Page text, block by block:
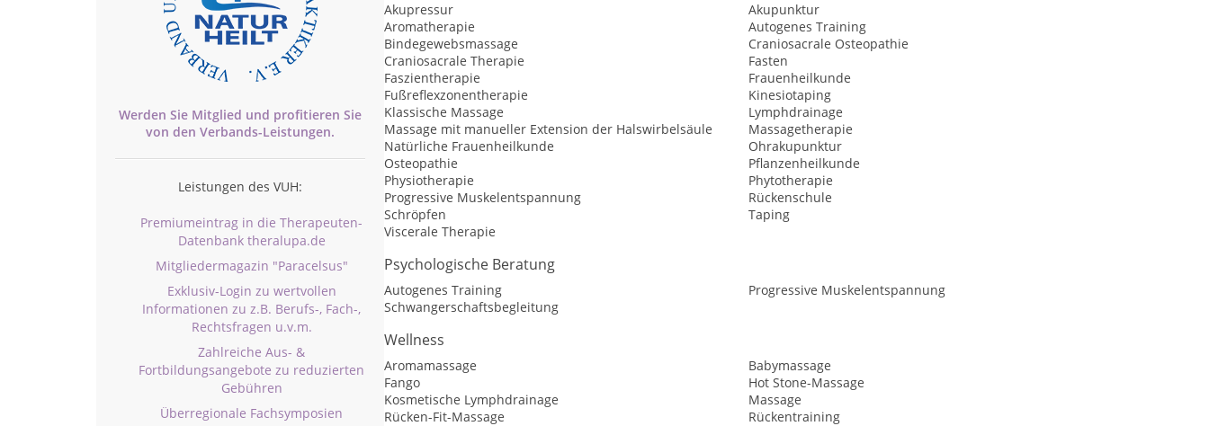
Werden Sie Mitglied und profitieren Sie
von den Verbands-Leistungen.
Leistungen des VUH:
Premiumeintrag in die Therapeuten-
Datenbank theralupa.de
Mitgliedermagazin "Paracelsus"
Exklusiv-Login zu wertvollen
Informationen zu z.B. Berufs-, Fach-,
Rechtsfragen u.v.m.
Zahlreiche Aus- &
Fortbildungsangebote zu reduzierten
Gebühren
Überregionale Fachsymposien
Akupressur
Akupunktur
Aromatherapie
Autogenes Training
Bindegewebsmassage
Craniosacrale Osteopathie
Craniosacrale Therapie
Fasten
Faszientherapie
Frauenheilkunde
Fußreflexzonentherapie
Kinesiotaping
Klassische Massage
Lymphdrainage
Massage mit manueller Extension der Halswirbelsäule
Massagetherapie
Natürliche Frauenheilkunde
Ohrakupunktur
Osteopathie
Pflanzenheilkunde
Physiotherapie
Phytotherapie
Progressive Muskelentspannung
Rückenschule
Schröpfen
Taping
Viscerale Therapie
Psychologische Beratung
Autogenes Training
Progressive Muskelentspannung
Schwangerschaftsbegleitung
Wellness
Aromamassage
Babymassage
Fango
Hot Stone-Massage
Kosmetische Lymphdrainage
Massage
Rücken-Fit-Massage
Rückentraining